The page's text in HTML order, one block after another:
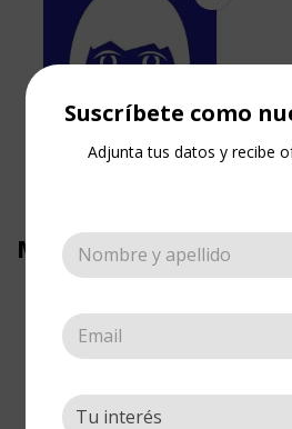
Suscríbete como
Adjunta tus datos y recibe
Muñeca con Moño
Corbatín
Esténciles,Esténciles